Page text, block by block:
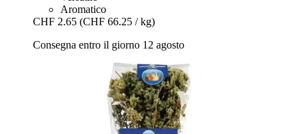
Aromatico
CHF 2.65 (CHF 66.25 / kg)
Consegna entro il giorno 12 agosto